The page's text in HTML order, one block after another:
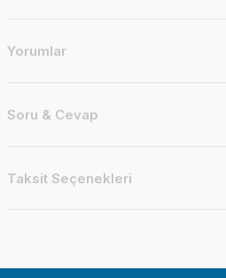
Yorumlar
Soru & Cevap
Taksit Seçenekleri